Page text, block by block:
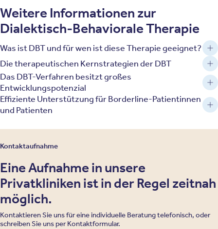
Weitere Informationen zur
Dialektisch-Behaviorale Therapie
Was ist DBT und für wen ist diese Therapie geeignet?
Die therapeutischen Kernstrategien der DBT
Das DBT-Verfahren besitzt großes
Entwicklungspotenzial
Effiziente Unterstützung für Borderline-Patientinnen
und Patienten
Kontaktaufnahme
Eine Aufnahme in unsere
Privatkliniken ist in der Regel zeitnah
möglich.
Kontaktieren Sie uns für eine individuelle Beratung telefonisch, oder
schreiben Sie uns per Kontaktformular.